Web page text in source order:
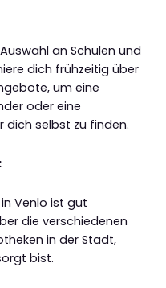
an Schulen und
dich frühzeitig über
um eine
oder eine
dich selbst zu finden.
Venlo ist gut
die verschiedenen
in der Stadt,
bist.